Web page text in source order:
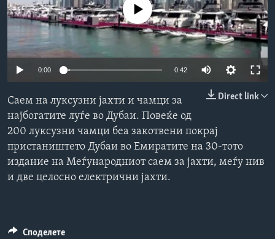
ИНТЕРВЈУА
Јазици
No media source currently available
0:00 0:42
Direct link
Саем на луксузни јахти и чамци за
најбогатите луѓе во Дубаи. Повеќе од
200 луксузни чамци беа закотвени покрај
пристаништето Дубаи во Емиратите на 30-тото
издание на Меѓународниот саем за јахти, меѓу нив
и две целосно електрични јахти.
Споделете